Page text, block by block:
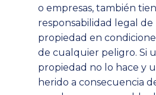
o empresas, también
responsabilidad legal
propiedad en
de cualquier peligro. Si
propiedad no lo hace y
herido a consecuencia